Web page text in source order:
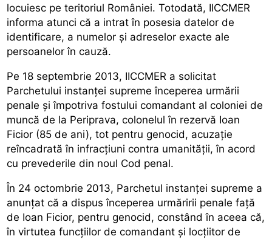
locuiesc pe teritoriul României. Totodată, IICCMER
informa atunci că a intrat în posesia datelor de
identificare, a numelor şi adreselor exacte ale
persoanelor în cauză.
Pe 18 septembrie 2013, IICCMER a solicitat
Parchetului instanţei supreme începerea urmării
penale şi împotriva fostului comandant al coloniei de
muncă de la Periprava, colonelul în rezervă Ioan
Ficior (85 de ani), tot pentru genocid, acuzaţie
reîncadrată în infracţiuni contra umanităţii, în acord
cu prevederile din noul Cod penal.
În 24 octombrie 2013, Parchetul instanţei supreme a
anunţat că a dispus începerea urmăririi penale faţă
de Ioan Ficior, pentru genocid, constând în aceea că,
în virtutea funcţiilor de comandant şi locţiitor de